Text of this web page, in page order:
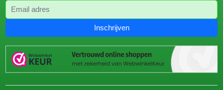
Email adres
Inschrijven